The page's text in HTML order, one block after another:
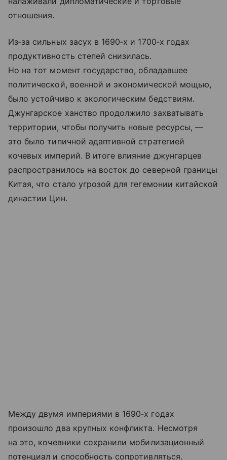
отношения.
Из‑за сильных засух в 1690‑х и 1700‑х годах
продуктивность степей снизилась.
Но на тот момент государство, обладавшее
политической, военной и экономической мощью,
было устойчиво к экологическим бедствиям.
Джунгарское ханство продолжило захватывать
территории, чтобы получить новые ресурсы, —
это было типичной адаптивной стратегией
кочевых империй. В итоге влияние джунгарцев
распространилось на восток до северной границы
Китая, что стало угрозой для гегемонии китайской
династии Цин.
Между двумя империями в 1690‑х годах
произошло два крупных конфликта. Несмотря
на это, кочевники сохранили мобилизационный
потенциал и способность сопротивляться.